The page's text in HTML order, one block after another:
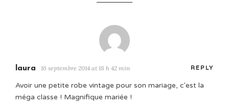
laura 16 septembre 2014 at 18 h 42 min REPLY
Avoir une petite robe vintage pour son mariage, c'est la
méga classe ! Magnifique mariée !